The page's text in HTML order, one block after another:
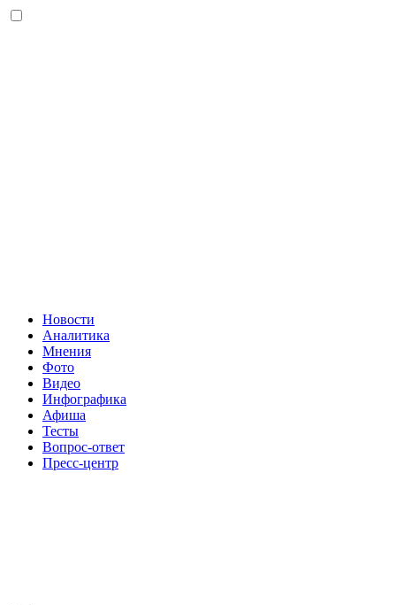
Новости
Аналитика
Мнения
Фото
Видео
Инфографика
Афиша
Тесты
Вопрос-ответ
Пресс-центр